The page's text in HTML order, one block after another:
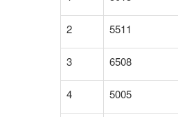
2 5511
3 6508
4 5005